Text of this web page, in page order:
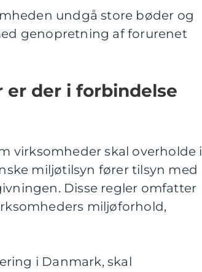
undgå store bøder og
genopretning af forurenet
er der i forbindelse
virksomheder skal overholde i
miljøtilsyn fører tilsyn med
Disse regler omfatter
miljøforhold,
i Danmark, skal